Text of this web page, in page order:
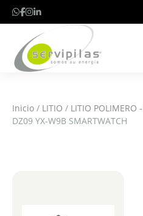
Inicio / LITIO / LITIO POLIMERO
DZ09 YX-W9B SMARTWATCH